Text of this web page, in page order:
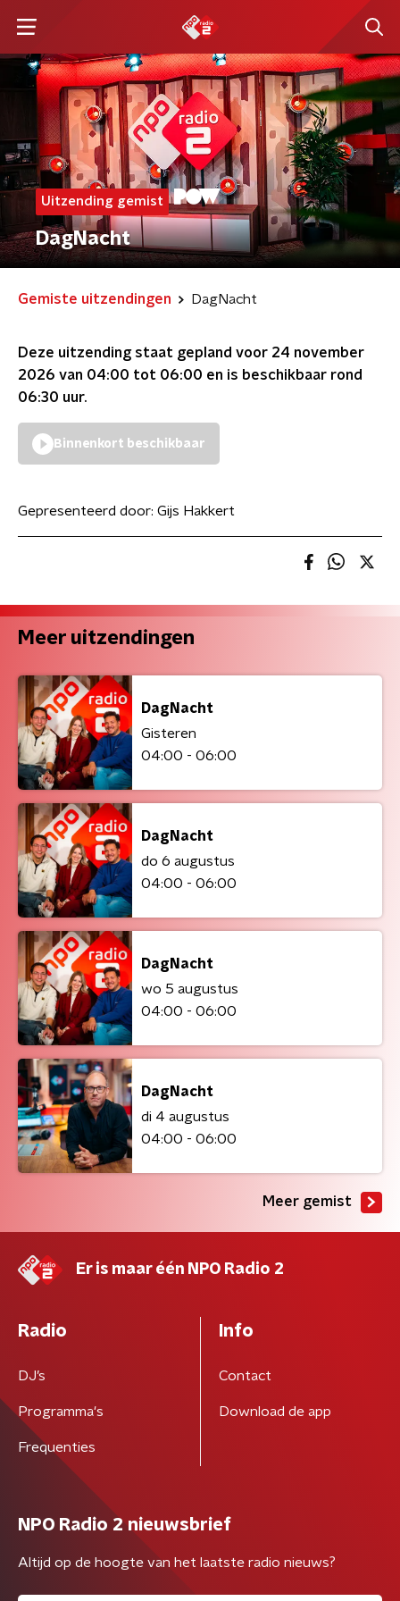
Uitzending gemist
DagNacht
Gemiste uitzendingen DagNacht
Deze uitzending staat gepland voor 24 november
2026 van 04:00 tot 06:00 en is beschikbaar rond
06:30 uur.
Binnenkort beschikbaar
Gepresenteerd door: Gijs Hakkert
Meer uitzendingen
DagNacht
Gisteren
04:00 - 06:00
DagNacht
do 6 augustus
04:00 - 06:00
DagNacht
wo 5 augustus
04:00 - 06:00
DagNacht
di 4 augustus
04:00 - 06:00
Meer gemist
Er is maar één NPO Radio 2
Radio
DJ’s
Programma's
Frequenties
Info
Contact
Download de app
NPO Radio 2 nieuwsbrief
Altijd op de hoogte van het laatste radio nieuws?